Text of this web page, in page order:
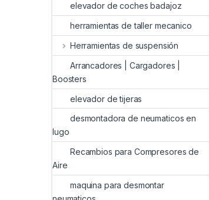
elevador de coches badajoz
herramientas de taller mecanico
Herramientas de suspensión
Arrancadores | Cargadores |
Boosters
elevador de tijeras
desmontadora de neumaticos en
lugo
Recambios para Compresores de
Aire
maquina para desmontar